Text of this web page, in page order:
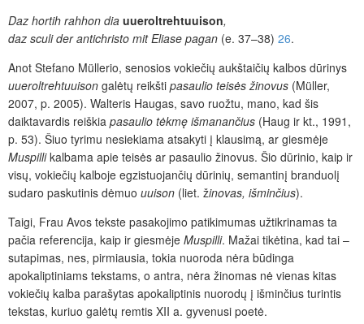
Daz hortih rahhon dia uueroltrehtuuison,
daz sculi der antichristo mit Eliase pagan (e. 37–38) 26.
Anot Stefano Müllerio, senosios vokiečių aukštaičių kalbos dūrinys
uueroltrehtuuison galėtų reikšti pasaulio teisės žinovus (Müller,
2007, p. 2005). Walteris Haugas, savo ruožtu, mano, kad šis
daiktavardis reiškia pasaulio tėkmę išmanančius (Haug ir kt., 1991,
p. 53). Šiuo tyrimu nesiekiama atsakyti į klausimą, ar giesmėje
Muspillikalbama apie teisės ar pasaulio žinovus. Šio dūrinio, kaip ir
visų, vokiečių kalboje egzistuojančių dūrinių, semantinį branduolį
sudaro paskutinis dėmuo uuison (liet. žinovas, išminčius).
Taigi, Frau Avos tekste pasakojimo patikimumas užtikrinamas ta
pačia referencija, kaip ir giesmėje Muspilli. Mažai tikėtina, kad tai –
sutapimas, nes, pirmiausia, tokia nuoroda nėra būdinga
apokaliptiniams tekstams, o antra, nėra žinomas nė vienas kitas
vokiečių kalba parašytas apokaliptinis nuorodų į išminčius turintis
tekstas, kuriuo galėtų remtis XII a. gyvenusi poetė.